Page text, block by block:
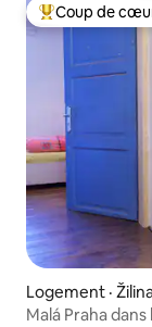
Coup de cœur
Coup de
Logement ·
Malá Praha